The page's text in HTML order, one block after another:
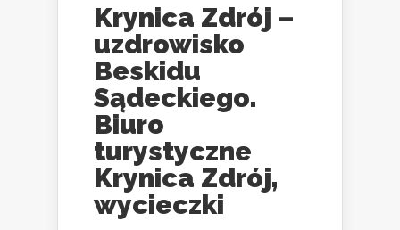
Krynica Zdrój –
uzdrowisko
Beskidu
Sądeckiego.
Biuro
turystyczne
Krynica Zdrój,
wycieczki